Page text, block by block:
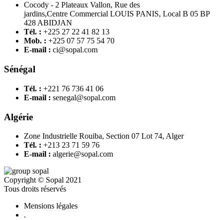
Cocody - 2 Plateaux Vallon, Rue des
jardins,Centre Commercial LOUIS PANIS, Local B 05 BP
428 ABIDJAN
Tél. : +225 27 22 41 82 13
Mob. : +225 07 57 75 54 70
E-mail : ci@sopal.com
Sénégal
Tél. : +221 76 736 41 06
E-mail : senegal@sopal.com
Algérie
Zone Industrielle Rouiba, Section 07 Lot 74, Alger
Tél. : +213 23 71 59 76
E-mail : algerie@sopal.com
Copyright © Sopal 2021
Tous droits réservés
Mensions légales
.